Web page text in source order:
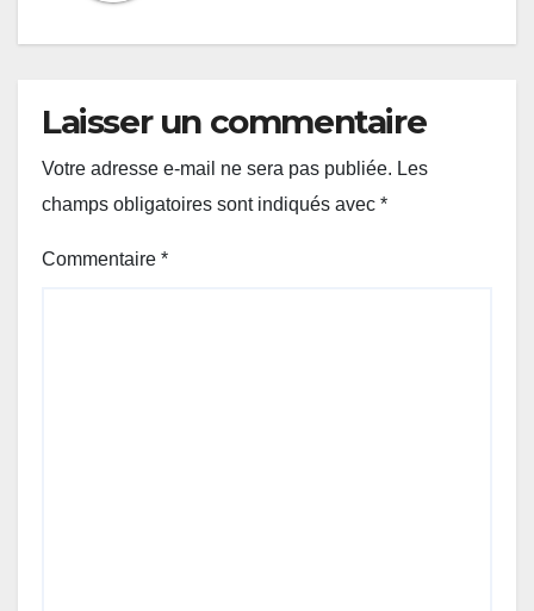
Laisser un commentaire
Votre adresse e-mail ne sera pas publiée. Les
champs obligatoires sont indiqués avec *
Commentaire *